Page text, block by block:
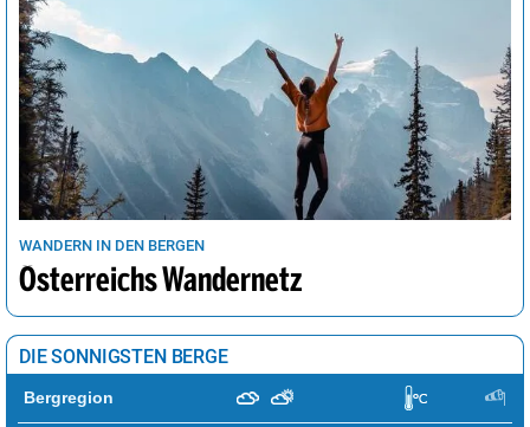
WANDERN IN DEN BERGEN
Österreichs Wandernetz
DIE SONNIGSTEN BERGE
Bergregion